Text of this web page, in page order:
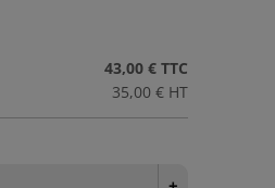
43,00 € TTC
35,00 € HT